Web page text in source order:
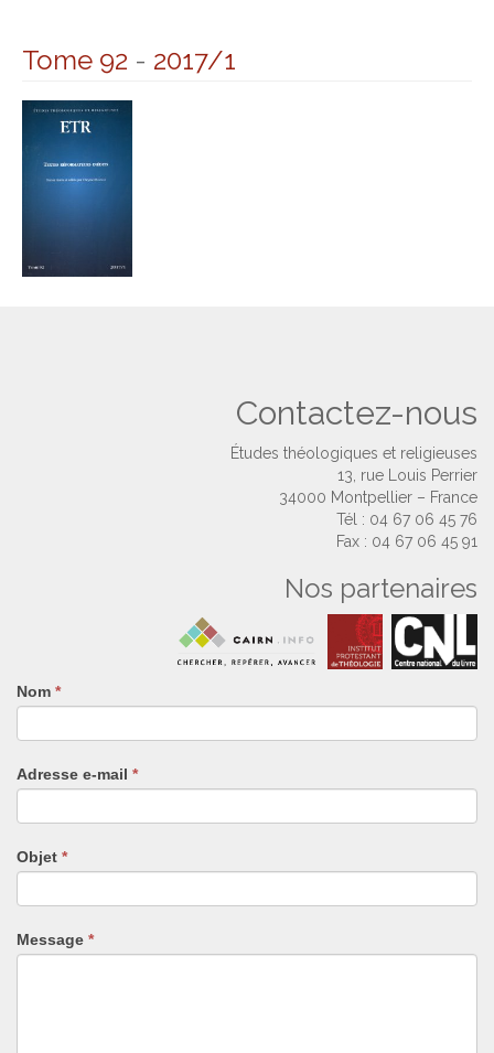
Tome 92 - 2017/1
Contactez-nous
Études théologiques et religieuses
13, rue Louis Perrier
34000 Montpellier – France
Tél : 04 67 06 45 76
Fax : 04 67 06 45 91
Nos partenaires
Nom *
Adresse e-mail *
Objet *
Message *
Si
vous
êtes
humain,
remplissez
ce